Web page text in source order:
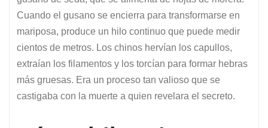
Cuando el gusano se encierra para transformarse en
mariposa, produce un hilo continuo que puede medir
cientos de metros. Los chinos hervían los capullos,
extraían los filamentos y los torcían para formar hebras
más gruesas. Era un proceso tan valioso que se
castigaba con la muerte a quien revelara el secreto.